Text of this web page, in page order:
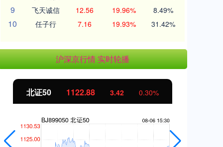
9 飞天诚信 12.56 19.96% 8.49%
10 任子行 7.16 19.93% 31.42%
沪深京行情 实时轮播
北证50 1122.88 3.42 0.30%